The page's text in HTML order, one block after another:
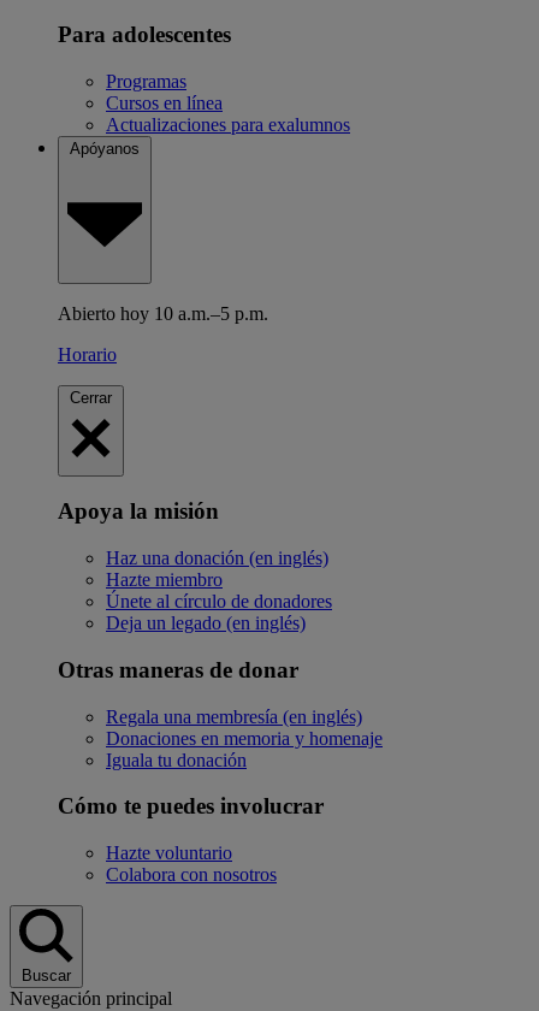
Para adolescentes
Programas
Cursos en línea
Actualizaciones para exalumnos
Apóyanos
Abierto hoy 10 a.m.–5 p.m.
Horario
Cerrar
Apoya la misión
Haz una donación (en inglés)
Hazte miembro
Únete al círculo de donadores
Deja un legado (en inglés)
Otras maneras de donar
Regala una membresía (en inglés)
Donaciones en memoria y homenaje
Iguala tu donación
Cómo te puedes involucrar
Hazte voluntario
Colabora con nosotros
Buscar
Navegación principal